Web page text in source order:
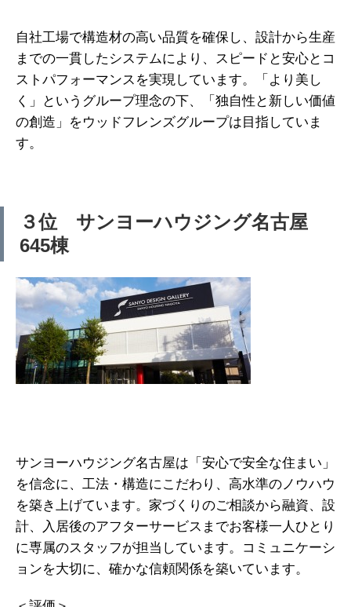
自社工場で構造材の高い品質を確保し、設計から生産
までの一貫したシステムにより、スピードと安心とコ
ストパフォーマンスを実現しています。「より美し
く」というグループ理念の下、「独自性と新しい価値
の創造」をウッドフレンズグループは目指していま
す。
３位 サンヨーハウジング名古屋
645棟
サンヨーハウジング名古屋は「安心で安全な住まい」
を信念に、工法・構造にこだわり、高水準のノウハウ
を築き上げています。家づくりのご相談から融資、設
計、入居後のアフターサービスまでお客様一人ひとり
に専属のスタッフが担当しています。コミュニケーシ
ョンを大切に、確かな信頼関係を築いています。